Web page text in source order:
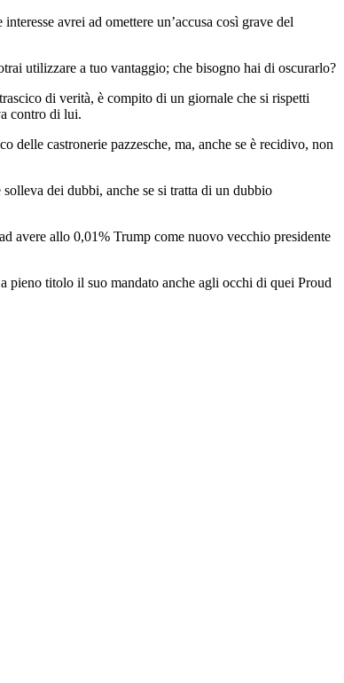
avrei ad omettere un’accusa così grave del
utilizzare a tuo vantaggio; che bisogno hai di oscurarlo?
di verità, è compito di un giornale che si rispetti
contro di lui.
delle castronerie pazzesche, ma, anche se è recidivo, non
dei dubbi, anche se si tratta di un dubbio
avere allo 0,01% Trump come nuovo vecchio presidente
pieno titolo il suo mandato anche agli occhi di quei Proud